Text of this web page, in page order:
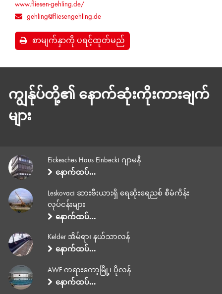
www.fliesen-gehling.de/
gehling@fliesengehling.de
စာမျက်နှာကို ပရင့်ထုတ်မည်
ကျွန်ုပ်တို့၏ နောက်ဆုံးကိုးကားချက်
များ
Eickesches Haus Einbeck၊ ဂျာမနီ
နောက်ထပ်…
Leskovac၊ ဆားဗီးယားရှိ ရေဆိုးရေညစ် စီမံကိန်း
လုပ်ငန်းများ
နောက်ထပ်…
Kelder အိမ်ရာ၊ နယ်သာလန်
နောက်ထပ်…
AWF ကရားကော့မြို့၊ ပိုလန်
နောက်ထပ်…